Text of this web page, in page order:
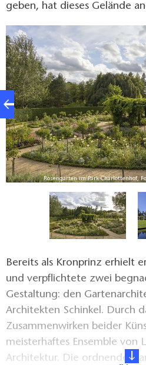
geben, hat dieses Gelände
Rosengarten im Park Charlottenhof,
Bereits als Kronprinz erhielt
und verpflichtete zwei
Gestaltung: den
Architekten Schinkel. Durch
Zusammenwirken beider
meisterhaftes Ensemble von
Architektur. Die ordnende